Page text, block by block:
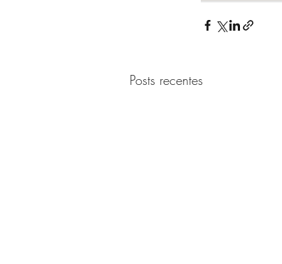
Posts recentes